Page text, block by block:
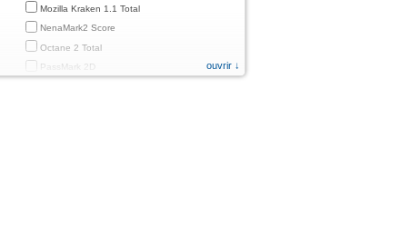
Mozilla Kraken 1.1 Total
NenaMark2 Score
Octane 2 Total
PassMark 2D
ouvrir ↓